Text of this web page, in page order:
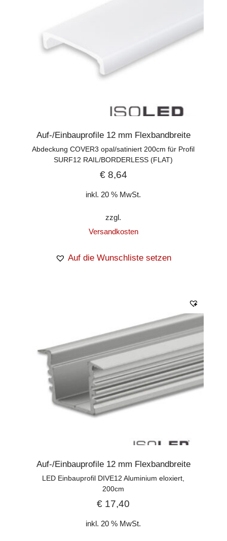
Auf-/Einbauprofile 12 mm Flexbandbreite
Abdeckung COVER3 opal/satiniert 200cm für Profil
SURF12 RAIL/BORDERLESS (FLAT)
€8,64
inkl. 20 % MwSt.
zzgl.
Versandkosten
Auf die Wunschliste setzen
Auf-/Einbauprofile 12 mm Flexbandbreite
LED Einbauprofil DIVE12 Aluminium eloxiert,
200cm
€ 17,40
inkl. 20 % MwSt.